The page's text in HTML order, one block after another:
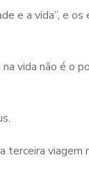
e a vida”, e
vida não é o
viagem